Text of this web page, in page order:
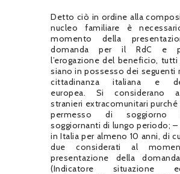
Detto ciò in ordine alla
nucleo familiare è
momento della
domanda per il RdC e
l’erogazione del beneficio,
siano in possesso dei seguenti
cittadinanza italiana e
europea. Si considerano
stranieri extracomunitari
permesso di
soggiornanti di lungo periodo; –
in Italia per almeno 10 anni, di
due considerati al
presentazione della
(Indicatore situazione